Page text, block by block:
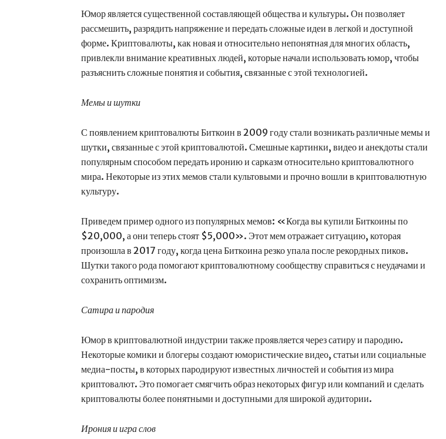
Юмор является существенной составляющей общества и культуры. Он позволяет
рассмешить, разрядить напряжение и передать сложные идеи в легкой и доступной
форме. Криптовалюты, как новая и относительно непонятная для многих область,
привлекли внимание креативных людей, которые начали использовать юмор, чтобы
разъяснить сложные понятия и события, связанные с этой технологией.
Мемы и шутки
С появлением криптовалюты Биткоин в 2009 году стали возникать различные мемы и
шутки, связанные с этой криптовалютой. Смешные картинки, видео и анекдоты стали
популярным способом передать иронию и сарказм относительно криптовалютного
мира. Некоторые из этих мемов стали культовыми и прочно вошли в криптовалютную
культуру.
Приведем пример одного из популярных мемов: «Когда вы купили Биткоины по
$20,000, а они теперь стоят $5,000». Этот мем отражает ситуацию, которая
произошла в 2017 году, когда цена Биткоина резко упала после рекордных пиков.
Шутки такого рода помогают криптовалютному сообществу справиться с неудачами и
сохранить оптимизм.
Сатира и пародия
Юмор в криптовалютной индустрии также проявляется через сатиру и пародию.
Некоторые комики и блогеры создают юмористические видео, статьи или социальные
медиа-посты, в которых пародируют известных личностей и события из мира
криптовалют. Это помогает смягчить образ некоторых фигур или компаний и сделать
криптовалюты более понятными и доступными для широкой аудитории.
Ирония и игра слов